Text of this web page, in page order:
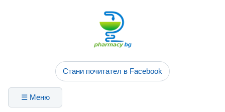
Стани почитател в Facebook
☰ Меню